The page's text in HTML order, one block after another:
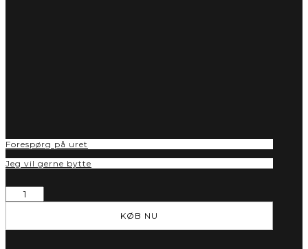
Forespørg på uret
Jeg vil gerne bytte
ROLEX
DATEJUST
126334
KØB NU